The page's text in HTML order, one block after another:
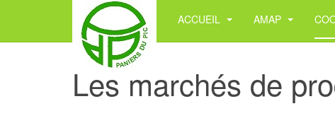
ACCUEIL AMAP
Les marchés de